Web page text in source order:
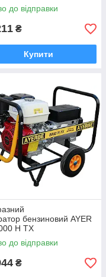
до відправки
₴
Купити
бензиновий AYER
H TX
до відправки
₴